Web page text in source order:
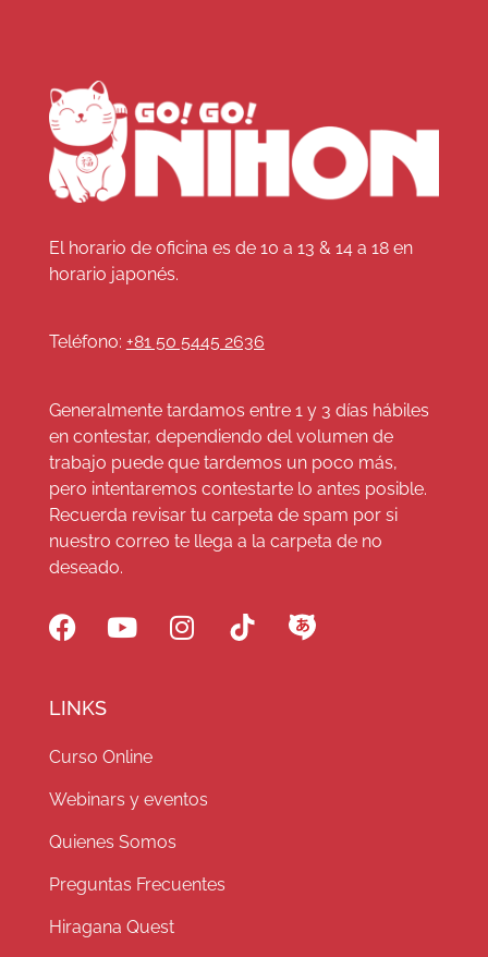
El horario de oficina es de 10 a 13 & 14 a 18 en
horario japonés.
Teléfono: +81 50 5445 2636
Generalmente tardamos entre 1 y 3 días hábiles
en contestar, dependiendo del volumen de
trabajo puede que tardemos un poco más,
pero intentaremos contestarte lo antes posible.
Recuerda revisar tu carpeta de spam por si
nuestro correo te llega a la carpeta de no
deseado.
LINKS
Curso Online
Webinars y eventos
Quienes Somos
Preguntas Frecuentes
Hiragana Quest